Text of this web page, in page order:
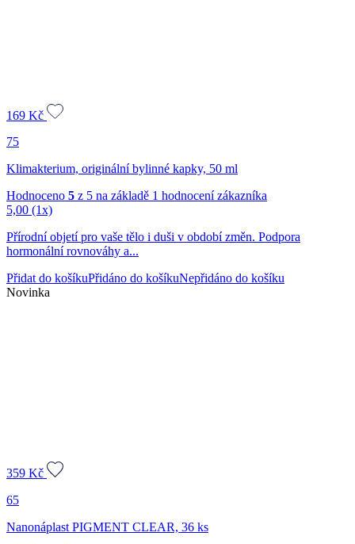
169 Kč
75
Klimakterium, originální bylinné kapky, 50 ml
Hodnoceno 5 z 5 na základě 1 hodnocení zákazníka
5,00 (1x)
Přírodní objetí pro vaše tělo i duši v období změn. Podpora
hormonální rovnováhy a...
Přidat do košíkuPřidáno do košíkuNepřidáno do košíku
Novinka
359 Kč
65
Nanonáplast PIGMENT CLEAR, 36 ks